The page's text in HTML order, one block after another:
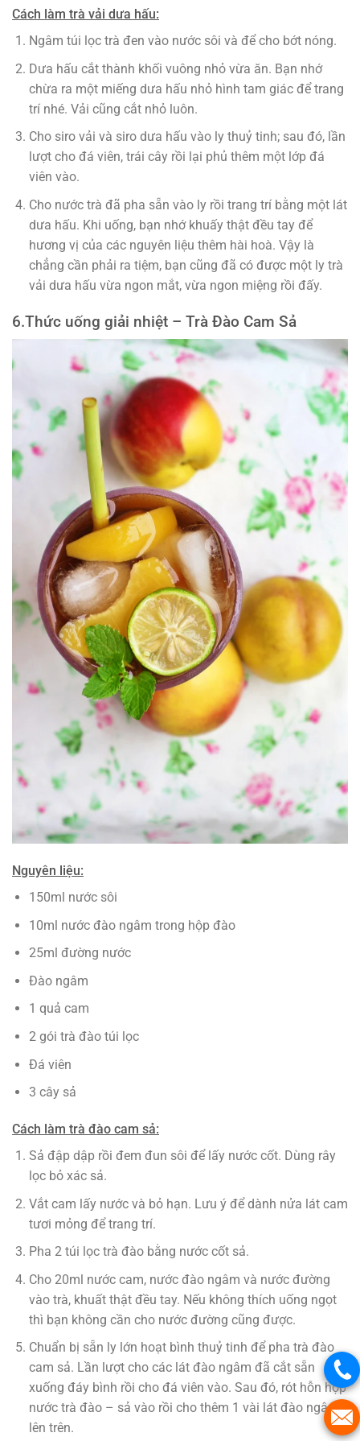
Cách làm trà vải dưa hấu:
Ngâm túi lọc trà đen vào nước sôi và để cho bớt nóng.
Dưa hấu cắt thành khối vuông nhỏ vừa ăn. Bạn nhớ
chừa ra một miếng dưa hấu nhỏ hình tam giác để trang
trí nhé. Vải cũng cắt nhỏ luôn.
Cho siro vải và siro dưa hấu vào ly thuỷ tinh; sau đó, lần
lượt cho đá viên, trái cây rồi lại phủ thêm một lớp đá
viên vào.
Cho nước trà đã pha sẵn vào ly rồi trang trí bằng một lát
dưa hấu. Khi uống, bạn nhớ khuấy thật đều tay để
hương vị của các nguyên liệu thêm hài hoà. Vậy là
chẳng cần phải ra tiệm, bạn cũng đã có được một ly trà
vải dưa hấu vừa ngon mắt, vừa ngon miệng rồi đấy.
6.Thức uống giải nhiệt – Trà Đào Cam Sả
Nguyên liệu:
150ml nước sôi
10ml nước đào ngâm trong hộp đào
25ml đường nước
Đào ngâm
1 quả cam
2 gói trà đào túi lọc
Đá viên
3 cây sả
Cách làm trà đào cam sả:
Sả đập dập rồi đem đun sôi để lấy nước cốt. Dùng rây
lọc bỏ xác sả.
Vắt cam lấy nước và bỏ hạn. Lưu ý để dành nửa lát cam
tươi mỏng để trang trí.
Pha 2 túi lọc trà đào bằng nước cốt sả.
Cho 20ml nước cam, nước đào ngâm và nước đường
vào trà, khuất thật đều tay. Nếu không thích uống ngọt
thì bạn không cần cho nước đường cũng được.
Chuẩn bị sẵn ly lớn hoạt bình thuỷ tinh để pha trà đào
cam sả. Lần lượt cho các lát đào ngâm đã cắt sẵn
xuống đáy bình rồi cho đá viên vào. Sau đó, rót hỗn hợp
nước trà đào – sả vào rồi cho thêm 1 vài lát đào ngâm
lên trên.